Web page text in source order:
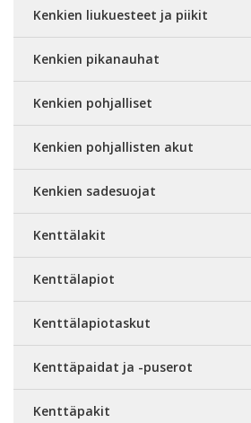
Kenkien liukuesteet ja piikit
Kenkien pikanauhat
Kenkien pohjalliset
Kenkien pohjallisten akut
Kenkien sadesuojat
Kenttälakit
Kenttälapiot
Kenttälapiotaskut
Kenttäpaidat ja -puserot
Kenttäpakit